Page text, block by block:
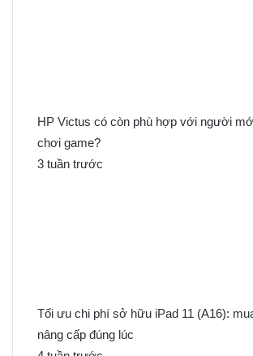
HP Victus có còn phù hợp với người
chơi game?
3 tuần trước
Tối ưu chi phí sở hữu iPad 11 (A16):
nâng cấp đúng lúc